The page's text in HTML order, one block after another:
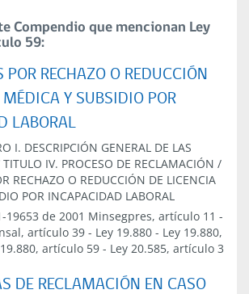
y los jefes superiores de los
En estos casos, el
llamada a pronunciarse sobre los
los incisos anteriores tendrá un
días para resolverlos.
deducido recurso jerárquico, la
deberá oír previamente al
podrá formular sus descargos por
o electrónico.
que acoja el recurso podrá
Compendio que mencionan Ley
59:
POR RECHAZO O REDUCCIÓN
Y SUBSIDIO POR
LABORAL
I. DESCRIPCIÓN GENERAL DE LAS
TITULO IV. PROCESO DE RECLAMACIÓN /
RECHAZO O REDUCCIÓN DE LICENCIA
POR INCAPACIDAD LABORAL
19653 de 2001 Minsegpres, artículo 11 -
artículo 39 - Ley 19.880 - Ley 19.880,
artículo 59 - Ley 20.585, artículo 3
DE RECLAMACIÓN EN CASO